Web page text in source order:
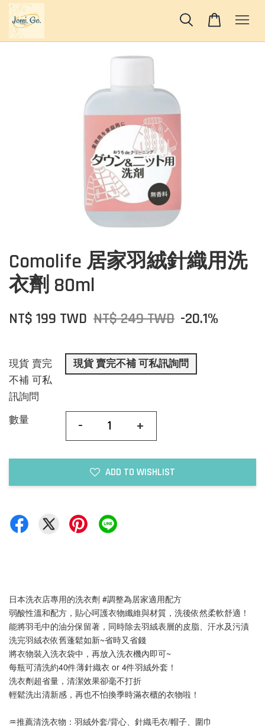
Comolife 居家羽絨針織用洗
衣劑 80ml
NT$ 199 TWD NT$ 249 TWD -20.1%
現貨 賣完
不補 可私
訊詢問
現貨 賣完不補 可私訊詢問
數量 - +
ADD TO WISHLIST
日本洗衣店專用的洗衣劑 #調整為居家適用配方
弱酸性溫和配方，貼心呵護衣物纖維與材質，洗後依然柔軟舒適！
能將羽毛中的油分保留著，同時除去羽絨表層的皮脂、汗水及污漬
洗完羽絨衣依舊蓬鬆如新~省時又省錢
將衣物裝入洗衣袋中，再放入洗衣機內即可~
每瓶可清洗約40件薄針織衣 or 4件羽絨外套！
洗衣劑超省量，清潔效果卻毫不打折
輕鬆洗出清新感，再也不怕換季時滿衣櫃的衣物啦！
♒️推薦清洗衣物：羽絨外套/背心、針織毛衣/帽子、圍巾